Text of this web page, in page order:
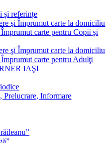
și referințe
şi Împrumut carte la domiciliu
carte pentru Copii şi
şi Împrumut carte la domiciliu
carte pentru Adulţi
IAŞI
Prelucrare, Informare